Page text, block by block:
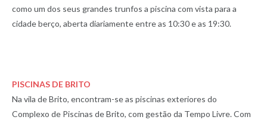
como um dos seus grandes trunfos a piscina com vista para a
cidade berço, aberta diariamente entre as 10:30 e as 19:30.
PISCINAS DE BRITO
Na vila de Brito, encontram-se as piscinas exteriores do
Complexo de Piscinas de Brito, com gestão da Tempo Livre. Com